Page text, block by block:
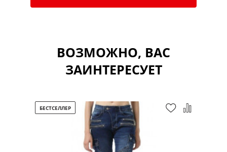
ВОЗМОЖНО, ВАС
ЗАИНТЕРЕСУЕТ
БЕСТСЕЛЛЕР